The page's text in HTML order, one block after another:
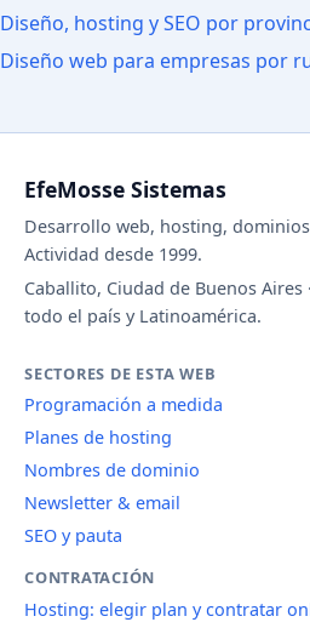
Diseño, hosting y SEO por
Diseño web para empresas por
EfeMosse Sistemas
Desarrollo web, hosting,
Actividad desde 1999.
Caballito, Ciudad de Buenos Aires
todo el país y Latinoamérica.
SECTORES DE ESTA WEB
Programación a medida
Planes de hosting
Nombres de dominio
Newsletter & email
SEO y pauta
CONTRATACIÓN
Hosting: elegir plan y contratar